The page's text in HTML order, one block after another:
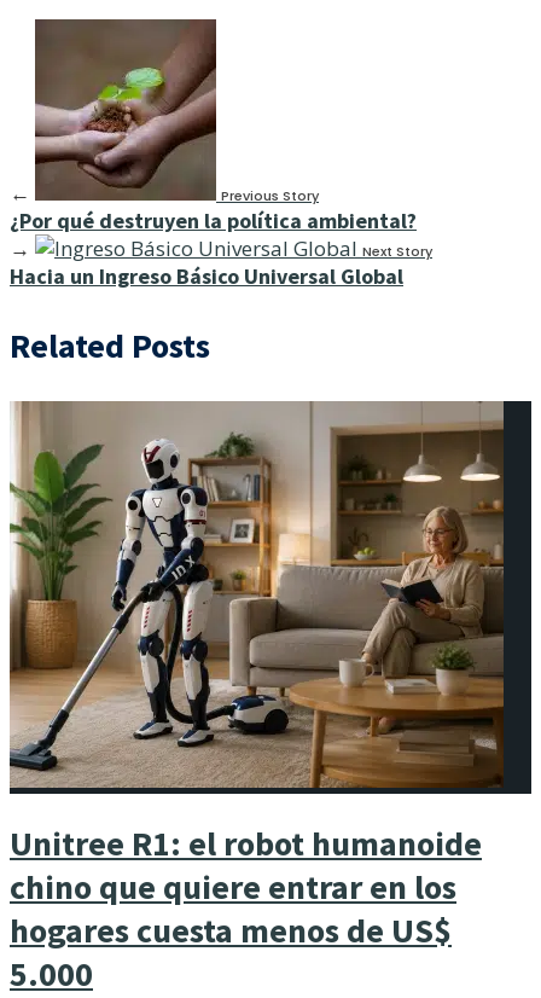
← Previous Story
¿Por qué destruyen la política ambiental?
→
Next Story
Hacia un Ingreso Básico Universal Global
Related Posts
Unitree R1: el robot humanoide
chino que quiere entrar en los
hogares cuesta menos de US$
5.000